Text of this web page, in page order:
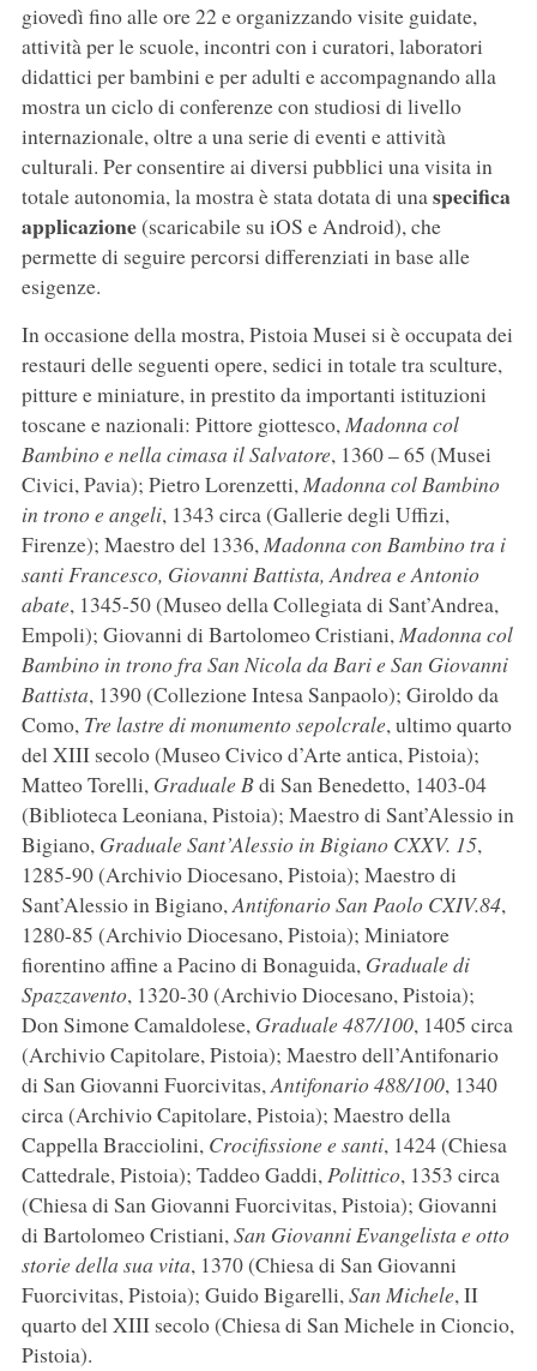
giovedì fino alle ore 22 e organizzando visite guidate,
attività per le scuole, incontri con i curatori, laboratori
didattici per bambini e per adulti e accompagnando alla
mostra un ciclo di conferenze con studiosi di livello
internazionale, oltre a una serie di eventi e attività
culturali. Per consentire ai diversi pubblici una visita in
totale autonomia, la mostra è stata dotata di unaspecifica
applicazione(scaricabile su iOS e Android), che
permette di seguire percorsi differenziati in base alle
esigenze.
In occasione della mostra, Pistoia Musei si è occupata dei
restauri delle seguenti opere, sedici in totale tra sculture,
pitture e miniature, in prestito da importanti istituzioni
toscane e nazionali: Pittore giottesco,Madonna col
Bambino e nella cimasa il Salvatore, 1360 – 65 (Musei
Civici, Pavia); Pietro Lorenzetti,Madonna col Bambino
in trono e angeli, 1343 circa (Gallerie degli Uffizi,
Firenze); Maestro del 1336,Madonna con Bambino tra i
santi Francesco, Giovanni Battista, Andrea e Antonio
abate, 1345-50 (Museo della Collegiata di Sant’Andrea,
Empoli); Giovanni di Bartolomeo Cristiani,Madonna col
Bambino in trono fra San Nicola da Bari e San Giovanni
Battista, 1390 (Collezione Intesa Sanpaolo); Giroldo da
Como, Tre lastre di monumento sepolcrale, ultimo quarto
del XIII secolo (Museo Civico d’Arte antica, Pistoia);
Matteo Torelli, Graduale Bdi San Benedetto, 1403-04
(Biblioteca Leoniana, Pistoia); Maestro di Sant’Alessio in
Bigiano, Graduale Sant’Alessio in Bigiano CXXV. 15,
1285-90 (Archivio Diocesano, Pistoia); Maestro di
Sant’Alessio in Bigiano,Antifonario San Paolo CXIV.84,
1280-85 (Archivio Diocesano, Pistoia); Miniatore
fiorentino affine a Pacino di Bonaguida, Graduale di
Spazzavento, 1320-30 (Archivio Diocesano, Pistoia);
Don Simone Camaldolese, Graduale 487/100, 1405 circa
(Archivio Capitolare, Pistoia); Maestro dell’Antifonario
di San Giovanni Fuorcivitas,Antifonario 488/100, 1340
circa (Archivio Capitolare, Pistoia); Maestro della
Cappella Bracciolini, Crocifissione e santi, 1424 (Chiesa
Cattedrale, Pistoia); Taddeo Gaddi,Polittico, 1353 circa
(Chiesa di San Giovanni Fuorcivitas, Pistoia); Giovanni
di Bartolomeo Cristiani,San Giovanni Evangelista e otto
storie della sua vita, 1370 (Chiesa di San Giovanni
Fuorcivitas, Pistoia); Guido Bigarelli,San Michele, II
quarto del XIII secolo (Chiesa di San Michele in Cioncio,
Pistoia).